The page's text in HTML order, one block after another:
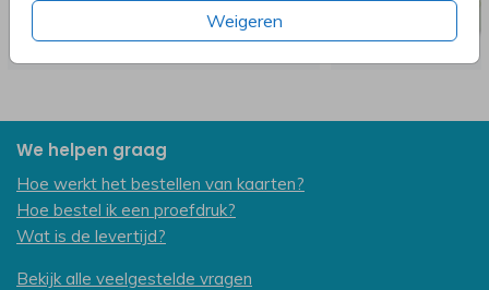
Weigeren
We helpen graag
Hoe werkt het bestellen van kaarten?
Hoe bestel ik een proefdruk?
Wat is de levertijd?
Bekijk alle veelgestelde vragen